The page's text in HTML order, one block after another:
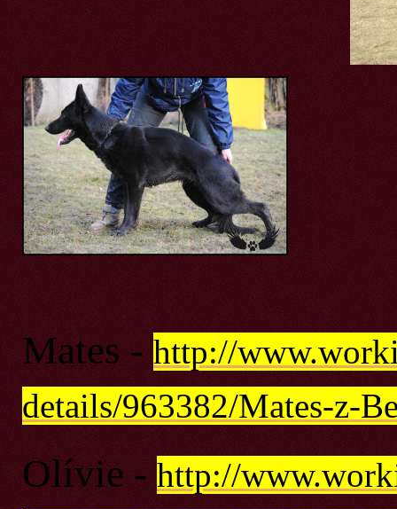
Mates - http://
details/963382/Mates-z-
Olívie - http://